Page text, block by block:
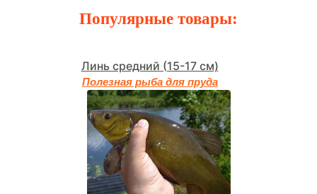
Популярные товары:
Линь средний (15-17 см)
Полезная рыба для пруда